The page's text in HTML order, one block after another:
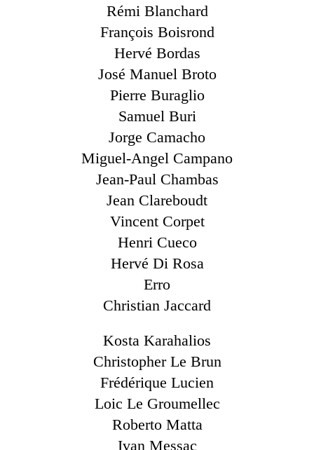
Rémi Blanchard
François Boisrond
Hervé Bordas
José Manuel Broto
Pierre Buraglio
Samuel Buri
Jorge Camacho
Miguel-Angel Campano
Jean-Paul Chambas
Jean Clareboudt
Vincent Corpet
Henri Cueco
Hervé Di Rosa
Erro
Christian Jaccard
Kosta Karahalios
Christopher Le Brun
Frédérique Lucien
Loic Le Groumellec
Roberto Matta
Ivan Messac